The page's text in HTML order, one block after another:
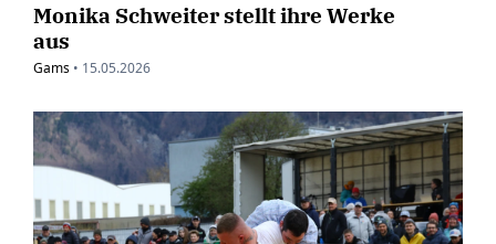
Monika Schweiter stellt ihre Werke
aus
Gams • 15.05.2026